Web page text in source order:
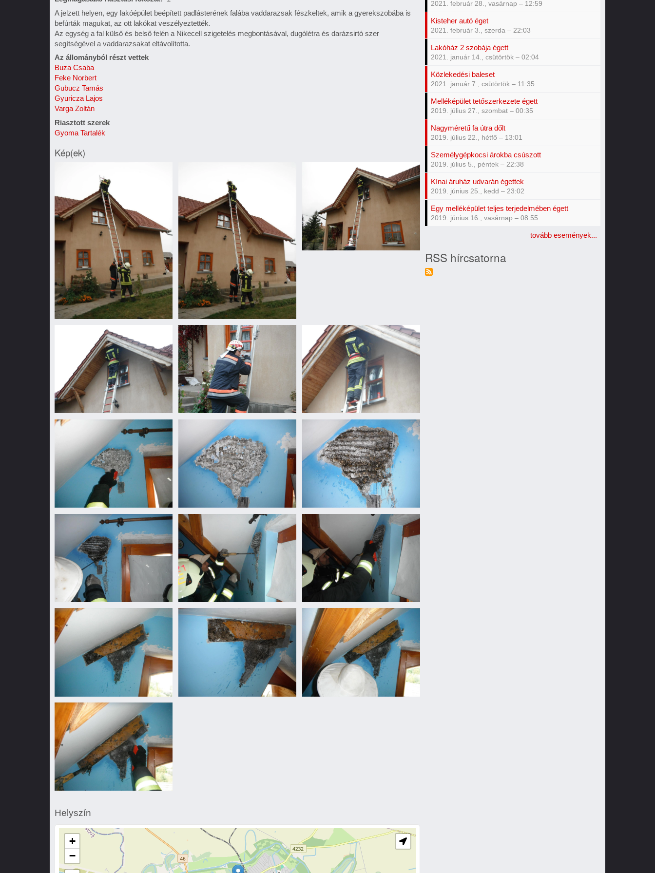
A jelzett helyen, egy lakóépület beépített padlásterének falába vaddarazsak fészkeltek, amik a gyerekszobába is
befúrták magukat, az ott lakókat veszélyeztették.
Az egység a fal külső és belső felén a Nikecell szigetelés megbontásával, dugólétra és darázsirtó szer
segítségével a vaddarazsakat eltávolította.
Az állományból részt vettek
Buza Csaba
Feke Norbert
Gubucz Tamás
Gyuricza Lajos
Varga Zoltán
Riasztott szerek
Gyoma Tartalék
Kép(ek)
mennyiségben...
Vaddarázs
minden
mennyiségben...
Vaddarázs
minden
Vaddarázs
mennyiségben...
Vaddarázs
mennyiségben...
Vaddarázs
mennyiségben...
Vaddarázs
minden
mennyiségben...
Vaddarázs
minden
mennyiségben...
Vaddarázs
minden
mennyiségben...
Vaddarázs
minden
mennyiségben...
Vaddarázs
minden
mennyiségben...
Vaddarázs
minden
mennyiségben...
mennyiségben...
Helyszín
+
−
2021. február 28., vasárnap – 12:59
Kisteher autó éget
2021. február 3., szerda – 22:03
Lakóház 2 szobája égett
2021. január 14., csütörtök – 02:04
Közlekedési baleset
2021. január 7., csütörtök – 11:35
Melléképület tetőszerkezete égett
2019. július 27., szombat – 00:35
Nagyméretű fa útra dőlt
2019. július 22., hétfő – 13:01
Személygépkocsi árokba csúszott
2019. július 5., péntek – 22:38
Kínai áruház udvarán égettek
2019. június 25., kedd – 23:02
Egy melléképület teljes terjedelmében égett
2019. június 16., vasárnap – 08:55
tovább események...
RSS hírcsatorna